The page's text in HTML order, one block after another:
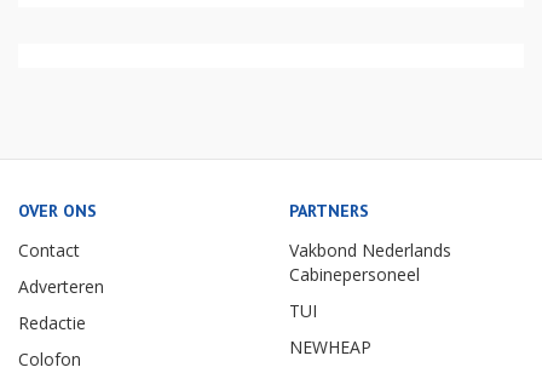
OVER ONS
Contact
Adverteren
Redactie
Colofon
PARTNERS
Vakbond Nederlands
Cabinepersoneel
TUI
NEWHEAP